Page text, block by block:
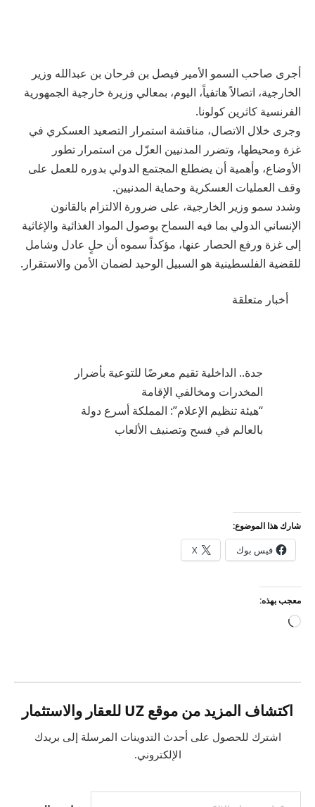
أجرى صاحب السمو الأمير فيصل بن فرحان بن عبدالله وزير
الخارجية، اتصالاً هاتفياً، اليوم، بمعالي وزيرة خارجية الجمهورية
الفرنسية كاثرين كولونا.
وجرى خلال الاتصال، مناقشة استمرار التصعيد العسكري في
غزة ومحيطها، وتضرر المدنيين العزّل من استمرار تطور
الأوضاع، وأهمية أن يضطلع المجتمع الدولي بدوره للعمل على
وقف العمليات العسكرية وحماية المدنيين.
وشدد سمو وزير الخارجية، على ضرورة الالتزام بالقانون
الإنساني الدولي بما فيه السماح بوصول المواد الغذائية والإغاثية
إلى غزة ورفع الحصار عنها، مؤكداً سموه أن حلٍ عادل وشامل
للقضية الفلسطينية هو السبيل الوحيد لضمان الأمن والاستقرار.
أخبار متعلقة
جدة.. الداخلية تقيم معرضًا للتوعية بأضرار
المخدرات ومخالفي الإقامة
“هيئة تنظيم الإعلام”: المملكة أسرع دولة
بالعالم في فسح وتصنيف الألعاب
شارك هذا الموضوع:
فيس بوك X
معجب بهذه:
جاري
اكتشاف المزيد من موقع UZ للعقار والاستثمار
اشترك للحصول على أحدث التدوينات المرسلة إلى بريدك
الإلكتروني.
كتابة بريدك الإلكتروني...